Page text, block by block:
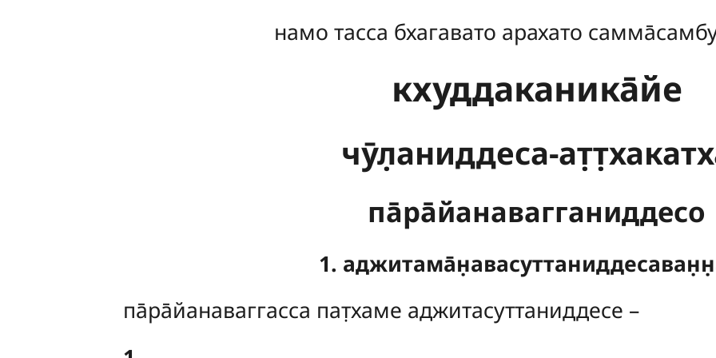
намо тасса бхагавато арахато
кхуддаканика̄йе
чӯл̣аниддеса-
па̄ра̄йанавагганиддесо
1.
па̄ра̄йанаваггасса пат̣хаме аджитасуттаниддесе –